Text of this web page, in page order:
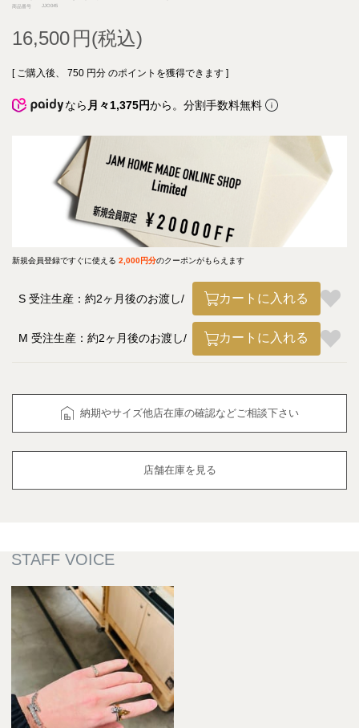
商品番号 JJO045
16,500
[ ご購入後、 750 円分 のポイントを獲得できます ]
なら 月々1,375円から。分割手数料無料
新規会員登録ですぐに使える 2,000円分のクーポンがもらえます
S 受注生産：約2ヶ月後のお渡し カートに入れる
M 受注生産：約2ヶ月後のお渡し カートに入れる
納期やサイズ他店在庫の確認などご相談下さい
店舗在庫を見る